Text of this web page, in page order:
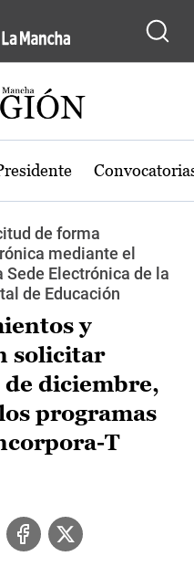
de forma
mediante el
Electrónica de la
de Educación
y
solicitar
de diciembre,
programas
T